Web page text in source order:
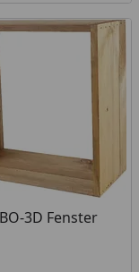
3D Fenster